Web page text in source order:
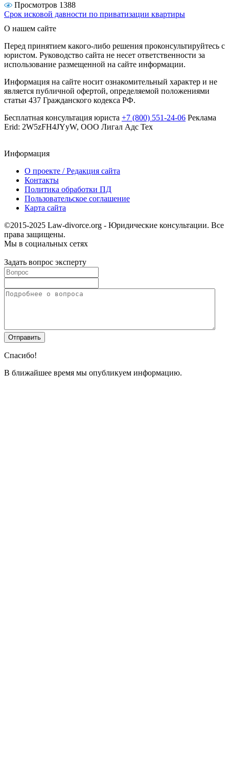
Просмотров 1388
Срок исковой давности по приватизации квартиры
О нашем сайте
Перед принятием какого-либо решения проконсультируйтесь с
юристом. Руководство сайта не несет ответственности за
использование размещенной на сайте информации.
Информация на сайте носит ознакомительный характер и не
является публичной офертой, определяемой положениями
статьи 437 Гражданского кодекса РФ.
Бесплатная консультация юриста +7 (800) 551-24-06 Реклама
Erid: 2W5zFH4JYyW, ООО Лигал Адс Тех
Информация
О проекте / Редакция сайта
Контакты
Политика обработки ПД
Пользовательское соглашение
Карта сайта
©2015-2025 Law-divorce.org - Юридические консультации. Все
права защищены.
Мы в социальных сетях
Задать вопрос эксперту
Спасибо!
В ближайшее время мы опубликуем информацию.